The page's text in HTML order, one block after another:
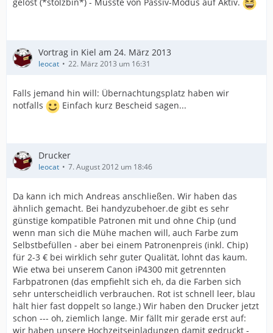
Vortrag in Kiel am 24. März 2013
leocat 22. März 2013 um 16:31
Falls jemand hin will: Übernachtungsplatz haben wir
notfalls
Einfach kurz Bescheid sagen...
Drucker
leocat 7. August 2012 um 18:46
Da kann ich mich Andreas anschließen. Wir haben das
ähnlich gemacht. Bei handyzubehoer.de gibt es sehr
günstige kompatible Patronen mit und ohne Chip (und
wenn man sich die Mühe machen will, auch Farbe zum
Selbstbefüllen - aber bei einem Patronenpreis (inkl. Chip)
für 2-3 € bei wirklich sehr guter Qualität, lohnt das kaum.
Wie etwa bei unserem Canon iP4300 mit getrennten
Farbpatronen (das empfiehlt sich eh, da die Farben sich
sehr unterscheidlich verbrauchen. Rot ist schnell leer, blau
hält hier fast doppelt so lange.) Wir haben den Drucker jetzt
schon --- oh, ziemlich lange. Mir fällt mir gerade erst auf:
wir haben unsere Hochzeitseinladungen damit gedruckt -